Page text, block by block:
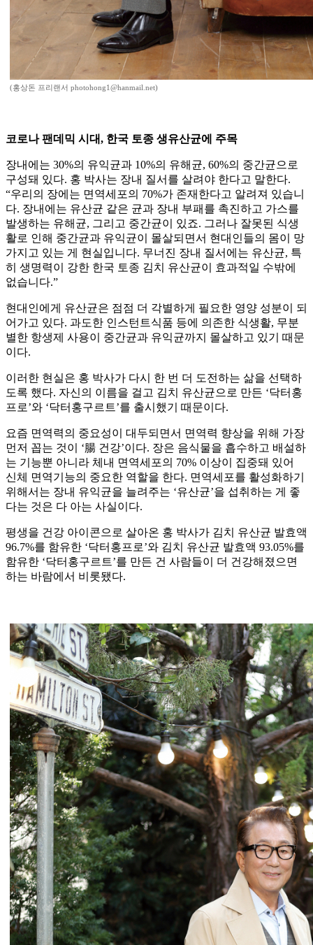
(홍상돈 프리랜서 photohong1@hanmail.net)
코로나 팬데믹 시대, 한국 토종 생유산균에 주목
장내에는 30%의 유익균과 10%의 유해균, 60%의 중간균으로
구성돼 있다. 홍 박사는 장내 질서를 살려야 한다고 말한다.
“우리의 장에는 면역세포의 70%가 존재한다고 알려져 있습니
다. 장내에는 유산균 같은 균과 장내 부패를 촉진하고 가스를
발생하는 유해균, 그리고 중간균이 있죠. 그러나 잘못된 식생
활로 인해 중간균과 유익균이 몰살되면서 현대인들의 몸이 망
가지고 있는 게 현실입니다. 무너진 장내 질서에는 유산균, 특
히 생명력이 강한 한국 토종 김치 유산균이 효과적일 수밖에
없습니다.”
현대인에게 유산균은 점점 더 각별하게 필요한 영양 성분이 되
어가고 있다. 과도한 인스턴트식품 등에 의존한 식생활, 무분
별한 항생제 사용이 중간균과 유익균까지 몰살하고 있기 때문
이다.
이러한 현실은 홍 박사가 다시 한 번 더 도전하는 삶을 선택하
도록 했다. 자신의 이름을 걸고 김치 유산균으로 만든 ‘닥터홍
프로’와 ‘닥터홍구르트’를 출시했기 때문이다.
요즘 면역력의 중요성이 대두되면서 면역력 향상을 위해 가장
먼저 꼽는 것이 ‘腸 건강’이다. 장은 음식물을 흡수하고 배설하
는 기능뿐 아니라 체내 면역세포의 70% 이상이 집중돼 있어
신체 면역기능의 중요한 역할을 한다. 면역세포를 활성화하기
위해서는 장내 유익균을 늘려주는 ‘유산균’을 섭취하는 게 좋
다는 것은 다 아는 사실이다.
평생을 건강 아이콘으로 살아온 홍 박사가 김치 유산균 발효액
96.7%를 함유한 ‘닥터홍프로’와 김치 유산균 발효액 93.05%를
함유한 ‘닥터홍구르트’를 만든 건 사람들이 더 건강해졌으면
하는 바람에서 비롯됐다.